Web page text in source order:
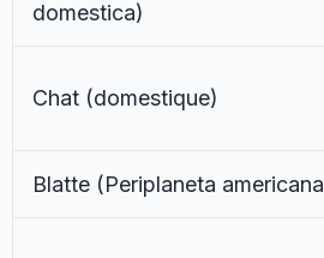
domestica)
Chat (domestique)
Blatte (Periplaneta americana